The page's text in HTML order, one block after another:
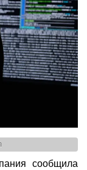
сообщила